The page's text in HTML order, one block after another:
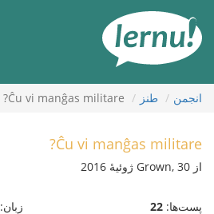
محتوا
انجمن طنز Ĉu vi manĝas militare?
Ĉu vi manĝas militare?
از Grown, 30 ژوئیهٔ 2016
پست‌ها: 22 زبان: